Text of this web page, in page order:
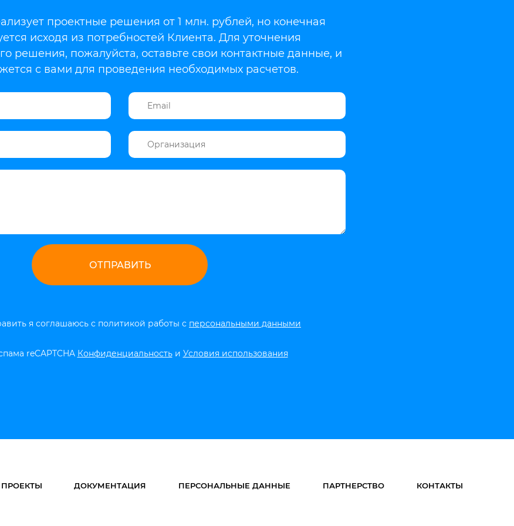
проектные решения от 1 млн. рублей, но конечная
исходя из потребностей Клиента. Для уточнения
решения, пожалуйста, оставьте свои контактные данные, и
с вами для проведения необходимых расчетов.
я соглашаюсь с политикой работы с персональными данными
reCAPTCHA Конфиденциальностьи Условия использования
ПРОЕКТЫ ДОКУМЕНТАЦИЯ ПЕРСОНАЛЬНЫЕ ДАННЫЕ ПАРТНЕРСТВО КОНТАКТЫ